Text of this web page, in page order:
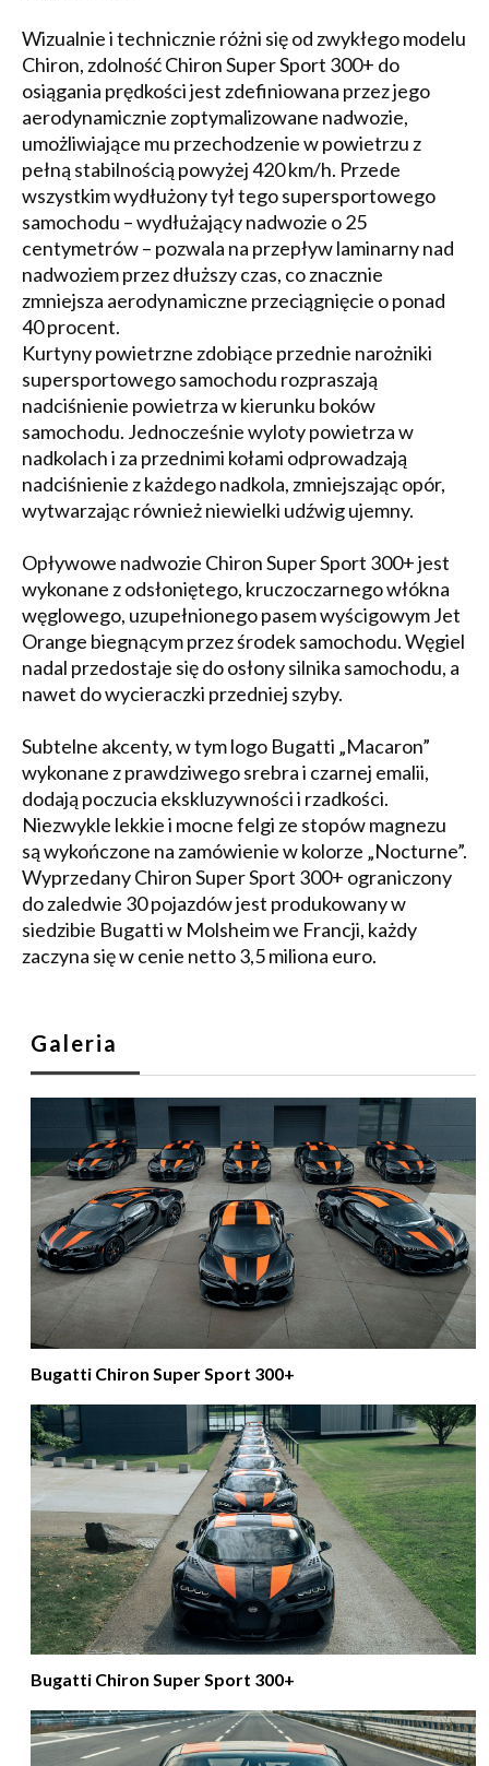
Wizualnie i technicznie różni się od zwykłego modelu
Chiron, zdolność Chiron Super Sport 300+ do
osiągania prędkości jest zdefiniowana przez jego
aerodynamicznie zoptymalizowane nadwozie,
umożliwiające mu przechodzenie w powietrzu z
pełną stabilnością powyżej 420 km/h. Przede
wszystkim wydłużony tył tego supersportowego
samochodu – wydłużający nadwozie o 25
centymetrów – pozwala na przepływ laminarny nad
nadwoziem przez dłuższy czas, co znacznie
zmniejsza aerodynamiczne przeciągnięcie o ponad
40 procent.
Kurtyny powietrzne zdobiące przednie narożniki
supersportowego samochodu rozpraszają
nadciśnienie powietrza w kierunku boków
samochodu. Jednocześnie wyloty powietrza w
nadkolach i za przednimi kołami odprowadzają
nadciśnienie z każdego nadkola, zmniejszając opór,
wytwarzając również niewielki udźwig ujemny.
Opływowe nadwozie Chiron Super Sport 300+ jest
wykonane z odsłoniętego, kruczoczarnego włókna
węglowego, uzupełnionego pasem wyścigowym Jet
Orange biegnącym przez środek samochodu. Węgiel
nadal przedostaje się do osłony silnika samochodu, a
nawet do wycieraczki przedniej szyby.
Subtelne akcenty, w tym logo Bugatti „Macaron”
wykonane z prawdziwego srebra i czarnej emalii,
dodają poczucia ekskluzywności i rzadkości.
Niezwykle lekkie i mocne felgi ze stopów magnezu
są wykończone na zamówienie w kolorze „Nocturne”.
Wyprzedany Chiron Super Sport 300+ ograniczony
do zaledwie 30 pojazdów jest produkowany w
siedzibie Bugatti w Molsheim we Francji, każdy
zaczyna się w cenie netto 3,5 miliona euro.
Galeria
Bugatti Chiron Super Sport 300+
Bugatti Chiron Super Sport 300+